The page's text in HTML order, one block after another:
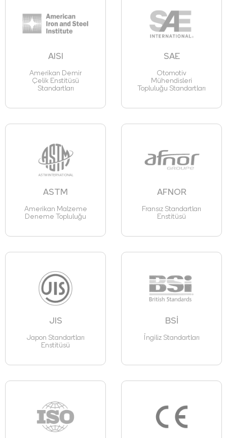
AISI
Amerikan Demir
Çelik Enstitüsü
Standartları
SAE
Otomotiv
Mühendisleri
Topluluğu Standartları
ASTM
Amerikan Malzeme
Deneme Topluluğu
AFNOR
Fransız Standartları
Enstitüsü
JIS
Japon Standartları
Enstitüsü
BSİ
İngiliz Standartları